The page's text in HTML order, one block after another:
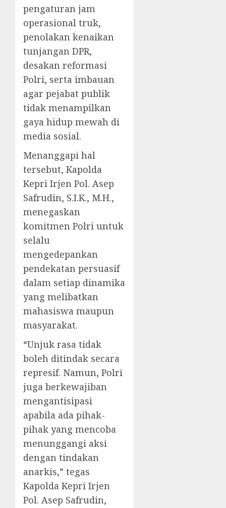
pengaturan jam
operasional truk,
penolakan kenaikan
tunjangan DPR,
desakan reformasi
Polri, serta imbauan
agar pejabat publik
tidak menampilkan
gaya hidup mewah di
media sosial.
Menanggapi hal
tersebut, Kapolda
Kepri Irjen Pol. Asep
Safrudin, S.I.K., M.H.,
menegaskan
komitmen Polri untuk
selalu
mengedepankan
pendekatan persuasif
dalam setiap dinamika
yang melibatkan
mahasiswa maupun
masyarakat.
“Unjuk rasa tidak
boleh ditindak secara
represif. Namun, Polri
juga berkewajiban
mengantisipasi
apabila ada pihak-
pihak yang mencoba
menunggangi aksi
dengan tindakan
anarkis,” tegas
Kapolda Kepri Irjen
Pol. Asep Safrudin,